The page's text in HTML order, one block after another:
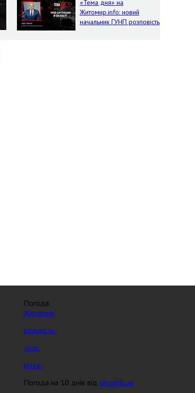
«Тема дня» на
Житомир.info: новий
начальник ГУНП розповість
Погода
Житомир
вологість:
тиск:
вітер:
Погода на 10 днів від sinoptik.ua